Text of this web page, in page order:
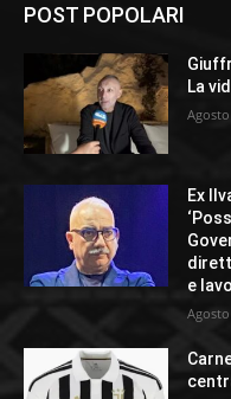
POST POPOLARI
La
Ex
e